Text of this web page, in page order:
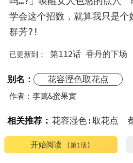
学会这个招数，就算我只是个
群芳?!
已更新到： 第112话 香丹的下场
别名： 花容溼色取花点
作者：李萬&蜜果實
相关推荐： 花容湿色:取花点
花容湿色:取花点李万
开始阅读 (第1话)